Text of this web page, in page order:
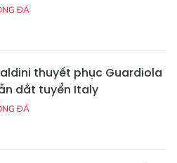
ĐÁ
thuyết phục Guardiola
dắt tuyển Italy
ĐÁ